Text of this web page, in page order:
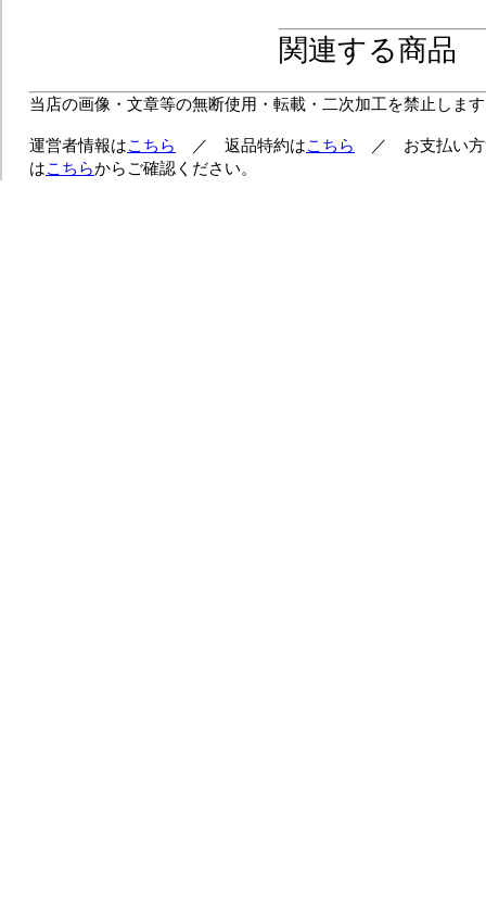
関連する商品
当店の画像・文章等の無断使用・転載・二次加工を禁止しま
運営者情報はこちら ／ 返品特約はこちら
／ お支払い方
はこちらからご確認ください。